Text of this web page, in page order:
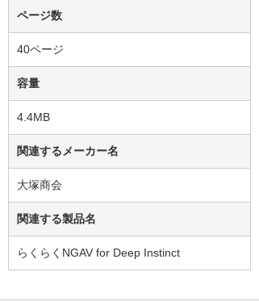
ページ数
40ページ
容量
4.4MB
関連するメーカー名
大塚商会
関連する製品名
らくらくNGAV for Deep Instinct